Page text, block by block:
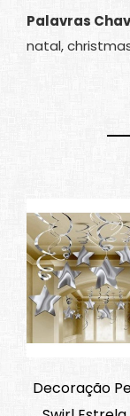
Palavras
natal,
Decoração